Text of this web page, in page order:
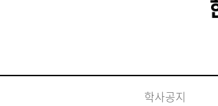
학사공지